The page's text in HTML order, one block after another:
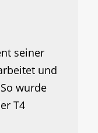
seiner
und
wurde
T4